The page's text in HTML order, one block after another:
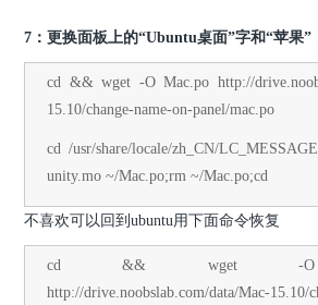
7：更换面板上的“Ubuntu桌面”字和“苹果”
cd && wget -O Mac.po http://
15.10/change-name-on-panel/mac.po
cd /usr/share/locale/zh_CN/
unity.mo ~/Mac.po;rm ~/Mac.po;cd
不喜欢可以回到ubuntu用下面命令恢复
cd && wget -O
http://drive.noobslab.com/data/Mac-15.10/